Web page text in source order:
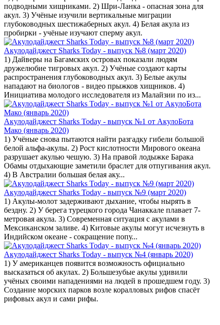
подводными хищниками. 2) Шри-Ланка - опасная зона для
акул. 3) Учёные изучили вертикальные миграции
глубоководных шестижаберных акул. 4) Белая акула из
пробирки - учёные изучают сперму акул.
Акулодайджест Sharks Today - выпуск №8 (март 2020)
1) Дайверы на Багамских островах показали людям
дружелюбие тигровых акул. 2) Учёные создают карты
распространения глубоководных акул. 3) Белые акулы
нападают на биологов - видео прыжков хищников. 4)
Инициатива молодого исследователя из Малайзии по из...
Акулодайджест Sharks Today - выпуск №1 от АкулоБота
Мако (январь 2020)
1) Учёные снова пытаются найти разгадку гибели большой
белой альфа-акулы. 2) Рост кислотности Мирового океана
разрушает акулью чешую. 3) На правой лодыжке Барака
Обамы отдыхающие заметили браслет для отпугивания акул.
4) В Австралии большая белая аку...
Акулодайджест Sharks Today - выпуск №9 (март 2020)
1) Акулы-молот задерживают дыхание, чтобы нырять в
бездну. 2) У берега турецкого города Чанаккале плавает 7-
метровая акула. 3) Современная ситуация с акулами в
Мексиканском заливе. 4) Китовые акулы могут исчезнуть в
Индийском океане - сокращение попу...
Акулодайджест Sharks Today - выпуск №4 (январь 2020)
1) У американцев появится возможность официально
высказаться об акулах. 2) Большезубые акулы удивили
учёных своими нападениями на людей в прошедшем году. 3)
Создание морских парков возле коралловых рифов спасёт
рифовых акул и сами рифы.